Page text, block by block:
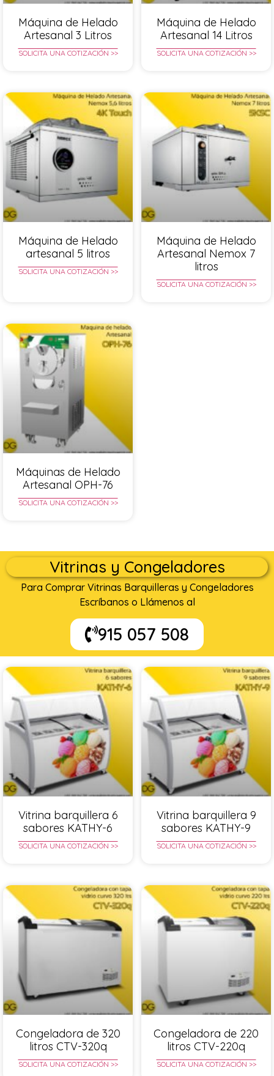
Máquina de Helado
Artesanal 3 Litros
SOLICITA UNA COTIZACIÓN >>
Máquina de Helado
Artesanal 14 Litros
SOLICITA UNA COTIZACIÓN >>
Máquina de Helado
artesanal 5 litros
SOLICITA UNA COTIZACIÓN >>
Máquina de Helado
Artesanal Nemox 7
litros
SOLICITA UNA COTIZACIÓN >>
Máquinas de Helado
Artesanal OPH-76
SOLICITA UNA COTIZACIÓN >>
Vitrinas y Congeladores
Para Comprar Vitrinas Barquilleras y Congeladores
Escríbanos o Llámenos al
915 057 508
Vitrina barquillera 6
sabores KATHY-6
SOLICITA UNA COTIZACIÓN >>
Vitrina barquillera 9
sabores KATHY-9
SOLICITA UNA COTIZACIÓN >>
Congeladora de 320
litros CTV-320q
SOLICITA UNA COTIZACIÓN >>
Congeladora de 220
litros CTV-220q
SOLICITA UNA COTIZACIÓN >>